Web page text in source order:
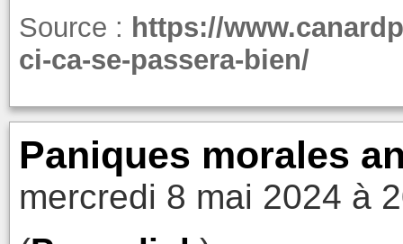
Source : https://
ci-ca-se-passera-bien/
Paniques morales
mercredi 8 mai 2024 à